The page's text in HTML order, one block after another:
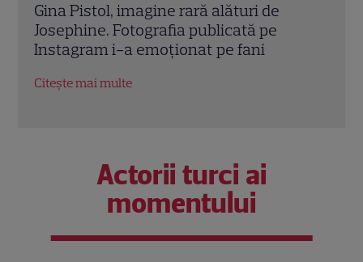
Gina Pistol, apariție în costum de baie în
vacanța din Italia. Cum arată
prezentatoarea după transformarea
Actorii turci ai
momentului